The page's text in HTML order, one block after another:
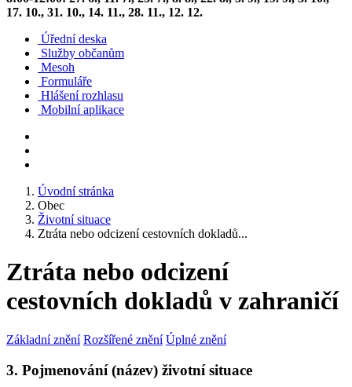
17. 10., 31. 10., 14. 11., 28. 11., 12. 12.
Úřední deska
Služby občanům
Mesoh
Formuláře
Hlášení rozhlasu
Mobilní aplikace
Úvodní stránka
Obec
Životní situace
Ztráta nebo odcizení cestovních dokladů...
Ztráta nebo odcizení
cestovních dokladů v zahraničí
Základní znění Rozšířené znění Úplné znění
3. Pojmenování (název) životní situace